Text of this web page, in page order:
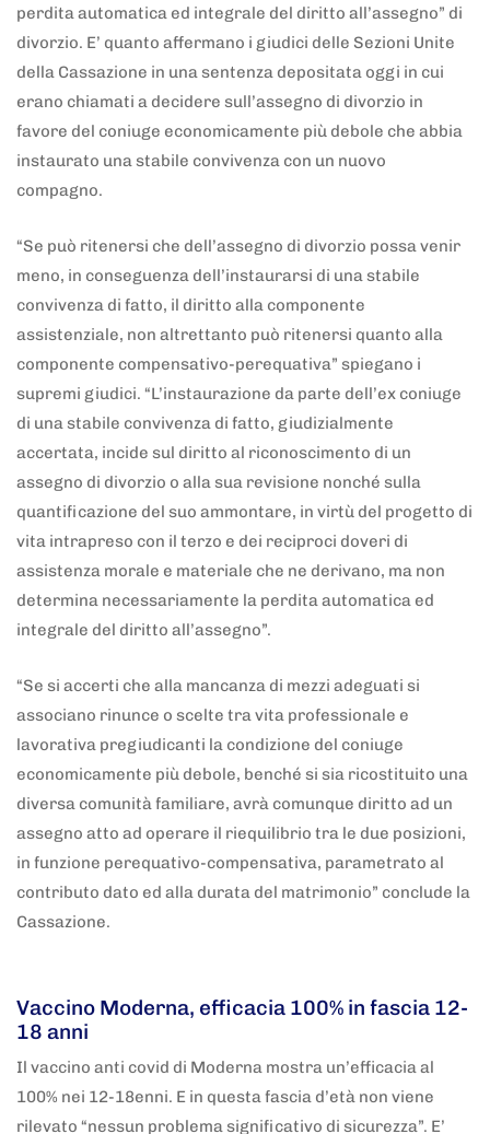
perdita automatica ed integrale del diritto all’assegno” di
divorzio. E’ quanto affermano i giudici delle Sezioni Unite
della Cassazione in una sentenza depositata oggi in cui
erano chiamati a decidere sull’assegno di divorzio in
favore del coniuge economicamente più debole che abbia
instaurato una stabile convivenza con un nuovo
compagno.
“Se può ritenersi che dell’assegno di divorzio possa venir
meno, in conseguenza dell’instaurarsi di una stabile
convivenza di fatto, il diritto alla componente
assistenziale, non altrettanto può ritenersi quanto alla
componente compensativo-perequativa” spiegano i
supremi giudici. “L’instaurazione da parte dell’ex coniuge
di una stabile convivenza di fatto, giudizialmente
accertata, incide sul diritto al riconoscimento di un
assegno di divorzio o alla sua revisione nonché sulla
quantificazione del suo ammontare, in virtù del progetto di
vita intrapreso con il terzo e dei reciproci doveri di
assistenza morale e materiale che ne derivano, ma non
determina necessariamente la perdita automatica ed
integrale del diritto all’assegno”.
“Se si accerti che alla mancanza di mezzi adeguati si
associano rinunce o scelte tra vita professionale e
lavorativa pregiudicanti la condizione del coniuge
economicamente più debole, benché si sia ricostituito una
diversa comunità familiare, avrà comunque diritto ad un
assegno atto ad operare il riequilibrio tra le due posizioni,
in funzione perequativo-compensativa, parametrato al
contributo dato ed alla durata del matrimonio” conclude la
Cassazione.
Vaccino Moderna, efficacia 100% in fascia 12-
18 anni
Il vaccino anti covid di Moderna mostra un’efficacia al
100% nei 12-18enni. E in questa fascia d’età non viene
rilevato “nessun problema significativo di sicurezza”. E’